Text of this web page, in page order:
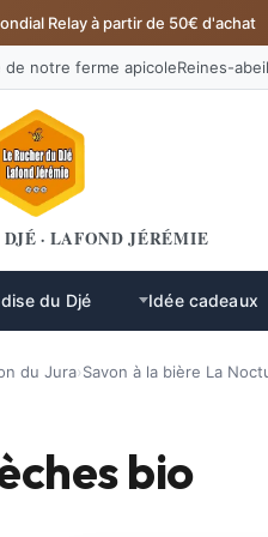
Relay à partir de 50€ d'achat
notre ferme apicoleReines-
· LAFOND JÉRÉMIE
du Djé Idée cadeaux
du Jura›Savon à la bière La
bio